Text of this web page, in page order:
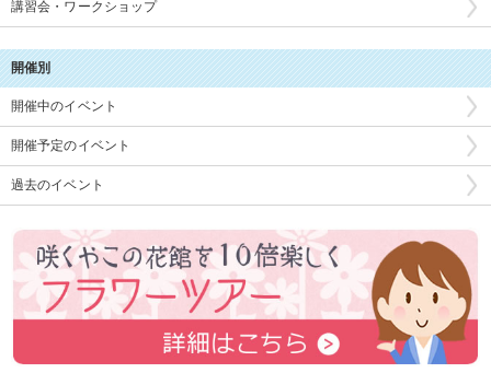
講習会・ワークショップ
開催別
開催中のイベント
開催予定のイベント
過去のイベント